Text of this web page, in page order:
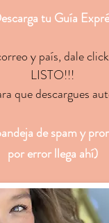
tu Guía
y país, dale
LISTO!!!
que descargues
de spam y
por errorllega ahí)